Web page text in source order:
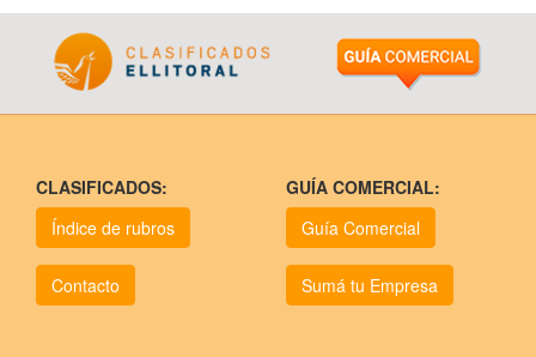
CLASIFICADOS:
Índice de rubros
Contacto
GUÍA COMERCIAL:
Guía Comercial
Sumá tu Empresa